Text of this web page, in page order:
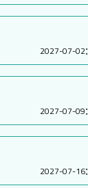
:
2027-07-02
:
2027-07-09
:
2027-07-16